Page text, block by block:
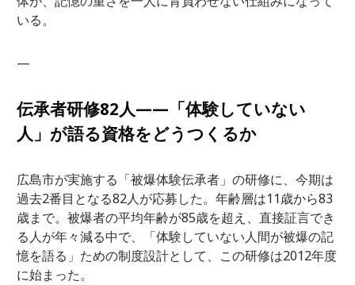
いる。
—
伝承者研修82人——「体験していない
人」が語る資格をどうつくるか
広島市が実施する「被爆体験伝承者」の研修に、今期は
過去2番目となる82人が応募した。年齢層は11歳から83
歳まで。被爆者の平均年齢が85歳を超え、直接証言でき
る人が年々減る中で、「体験していない人間が被爆の記
憶を語る」ための制度設計として、この研修は2012年度
に始まった。